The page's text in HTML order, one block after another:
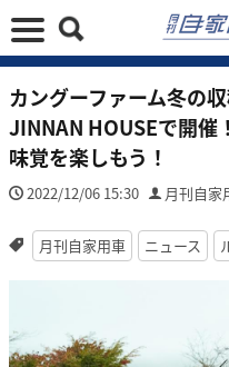
カングーファーム冬の
JINNAN HOUSEで開催
味覚を楽しもう！
2022/12/06 15:30 月刊自家
月刊自家用車 ニュース